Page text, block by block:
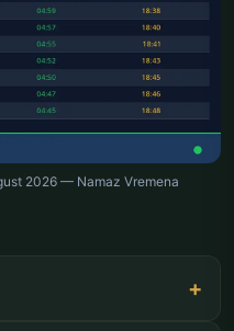
2026 — Namaz Vremena